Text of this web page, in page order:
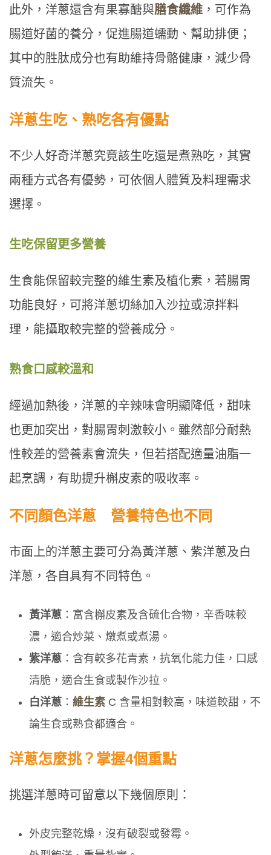
此外，洋蔥還含有果寡醣與膳食纖維 ，可作為
腸道好菌的養分，促進腸道蠕動、幫助排便；
其中的胜肽成分也有助維持骨骼健康，減少骨
質流失。
洋蔥生吃、熟吃各有優點
不少人好奇洋蔥究竟該生吃還是煮熟吃，其實
兩種方式各有優勢，可依個人體質及料理需求
選擇。
生吃保留更多營養
生食能保留較完整的維生素及植化素，若腸胃
功能良好，可將洋蔥切絲加入沙拉或涼拌料
理，能攝取較完整的營養成分。
熟食口感較溫和
經過加熱後，洋蔥的辛辣味會明顯降低，甜味
也更加突出，對腸胃刺激較小。雖然部分耐熱
性較差的營養素會流失，但若搭配適量油脂一
起烹調，有助提升槲皮素的吸收率。
不同顏色洋蔥 營養特色也不同
市面上的洋蔥主要可分為黃洋蔥、紫洋蔥及白
洋蔥，各自具有不同特色。
黃洋蔥 ：富含槲皮素及含硫化合物，辛香味較
濃，適合炒菜、燉煮或煮湯。
紫洋蔥 ：含有較多花青素，抗氧化能力佳，口感
清脆，適合生食或製作沙拉。
白洋蔥 ：維生素 C 含量相對較高，味道較甜，不
論生食或熟食都適合。
洋蔥怎麼挑？掌握4個重點
挑選洋蔥時可留意以下幾個原則：
外皮完整乾燥，沒有破裂或發霉。